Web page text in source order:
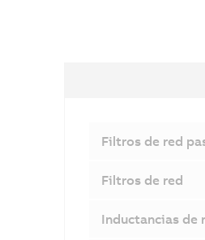
Filtros de red
Filtros de red
Inductancias de